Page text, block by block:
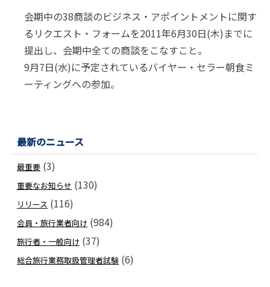
会期中の38商談のビジネス・アポイントメントに関す
るリクエスト・フォームを2011年6月30日(木)までに
提出し、会期中全ての商談をこなすこと。
9月7日(水)に予定されているバイヤー・セラー朝食ミ
ーティングへの参加。
最新のニュース
最重要 (3)
重要なお知らせ (130)
リリース (116)
会員・旅行業者向け (984)
旅行者・一般向け (37)
総合旅行業務取扱管理者試験 (6)